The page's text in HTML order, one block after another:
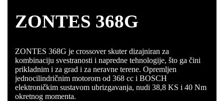
ZONTES 368G
ZONTES 368G je crossover skuter dizajniran za
kombinaciju svestranosti i napredne tehnologije, što ga čini
prikladnim i za grad i za neravne terene. Opremljen
jednocilindričnim motorom od 368 cc i BOSCH
elektroničkim sustavom ubrizgavanja, nudi 38,8 KS i 40 Nm
okretnog momenta.